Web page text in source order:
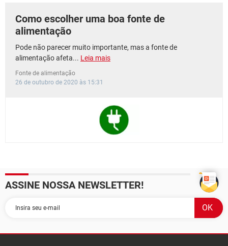
Como escolher uma boa fonte de
alimentação
Pode não parecer muito importante, mas a fonte de
alimentação afeta... Leia mais
Fonte de alimentação
26 de outubro de 2020 às 15:31
ASSINE NOSSA NEWSLETTER!